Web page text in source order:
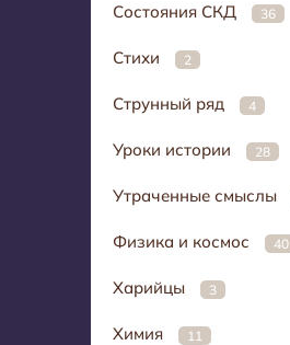
Состояния СКД 36
Стихи 2
Струнный ряд 4
Уроки истории 28
Утраченные смыслы
Физика и космос 40
Харийцы 3
Химия 11